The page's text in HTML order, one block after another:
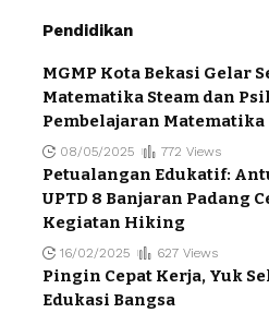
Pendidikan
MGMP Kota Bekasi Gelar
Matematika Steam dan
Pembelajaran Matematika
08/05/2025 772 Views
Petualangan Edukatif:
UPTD 8 Banjaran Padang
Kegiatan Hiking
16/02/2025 627 Views
Pingin Cepat Kerja, Yuk
Edukasi Bangsa